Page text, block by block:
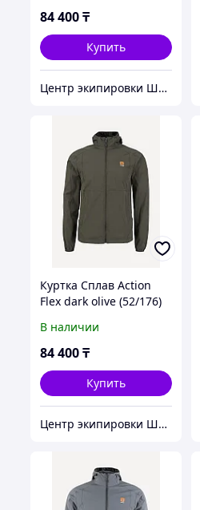
84 400₸
Купить
Центр экипировки Штурм
Куртка Сплав Action
Flex dark olive (52/176)
В наличии
84 400₸
Купить
Центр экипировки Штурм